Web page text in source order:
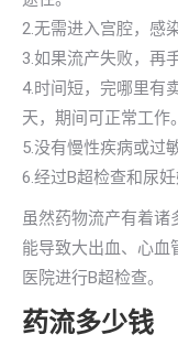
2.无需进入宫腔，感
3.如果流产失败，再
4.时间短，完哪里有
天，期间可正常工作。
5.没有慢性疾病或过
6.经过B超检查和尿
虽然药物流产有着
能导致大出血、心血
医院进行B超检查。
药流多少钱